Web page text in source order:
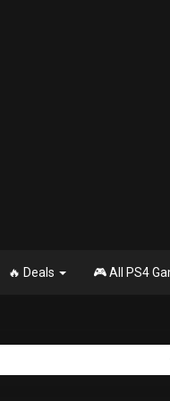
🔥 Deals 🎮 All PS4